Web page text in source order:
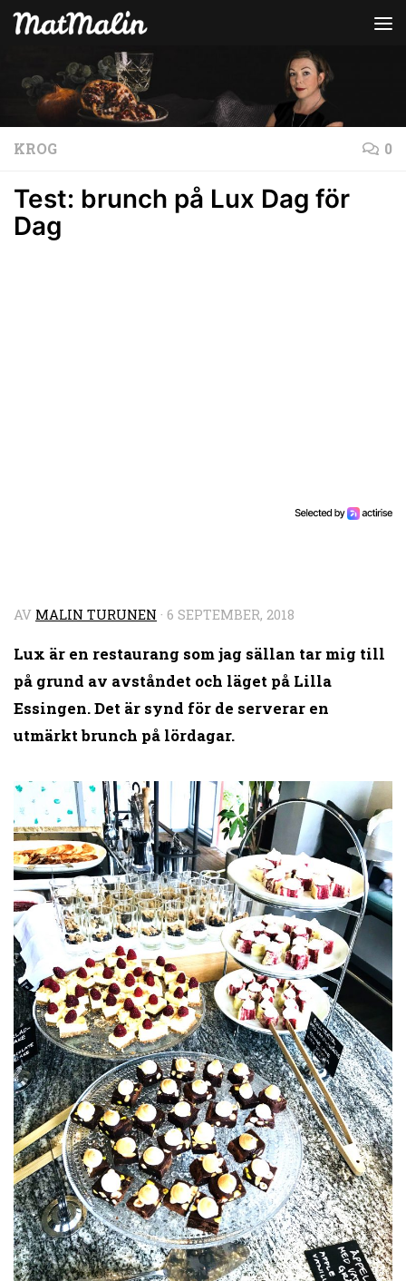
Hoppa till innehåll
KROG 0
Test: brunch på Lux Dag för
Dag
AV MALIN TURUNEN · 6 SEPTEMBER, 2018
Lux är en restaurang som jag sällan tar mig till
på grund av avståndet och läget på Lilla
Essingen. Det är synd för de serverar en
utmärkt brunch på lördagar.